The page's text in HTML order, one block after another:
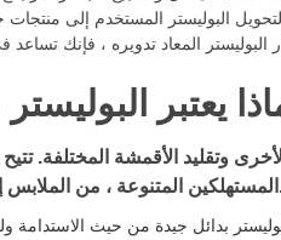
البوليستر المستخدم إلى
يعتبر
وتقليد الأقمشة المختلفة.
المنزل والتطبيقات الصناعية.
بدائل جيدة من حيث الاستدامة